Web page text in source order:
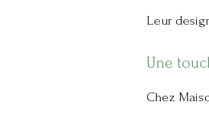
Leur
Une
Chez